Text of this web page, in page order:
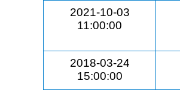
2021-10-03
11:00:00
2018-03-24
15:00:00